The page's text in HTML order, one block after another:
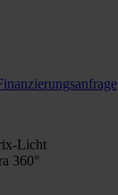
Licht
360°